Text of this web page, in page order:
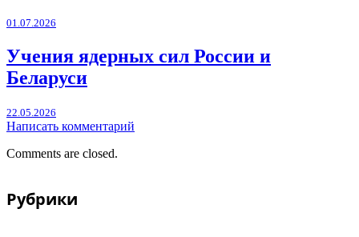
01.07.2026
Учения ядерных сил России и
Беларуси
22.05.2026
Написать комментарий
Comments are closed.
Рубрики